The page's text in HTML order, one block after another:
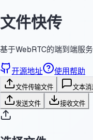
文件快传
基于WebRTC的端到端服
开源地址 使用帮助
文件传输文件 文本消
发送文件 接收文件